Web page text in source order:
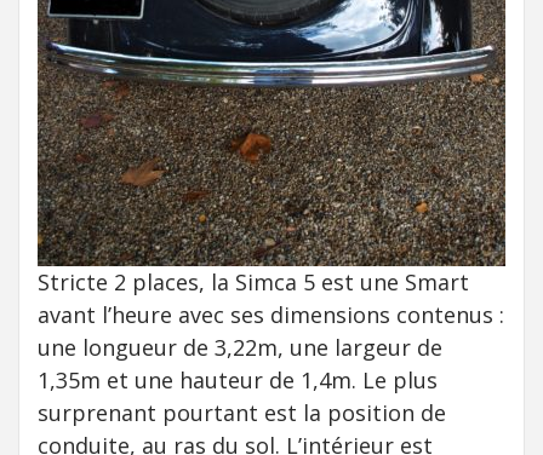
Stricte 2 places, la Simca 5 est une Smart
avant l’heure avec ses dimensions contenus :
une longueur de 3,22m, une largeur de
1,35m et une hauteur de 1,4m. Le plus
surprenant pourtant est la position de
conduite, au ras du sol. L’intérieur est